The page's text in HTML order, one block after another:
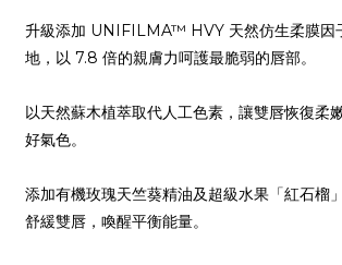
升級添加 UNIFILMA™ HVY 天然仿生柔膜因
地，以 7.8 倍的親膚力呵護最脆弱的唇部。
以天然蘇木植萃取代人工色素， 讓雙唇恢復柔
好氣色。
添加有機玫瑰天竺葵精油及超級水果「紅石榴」
舒緩雙唇 ， 喚醒平衡能量。